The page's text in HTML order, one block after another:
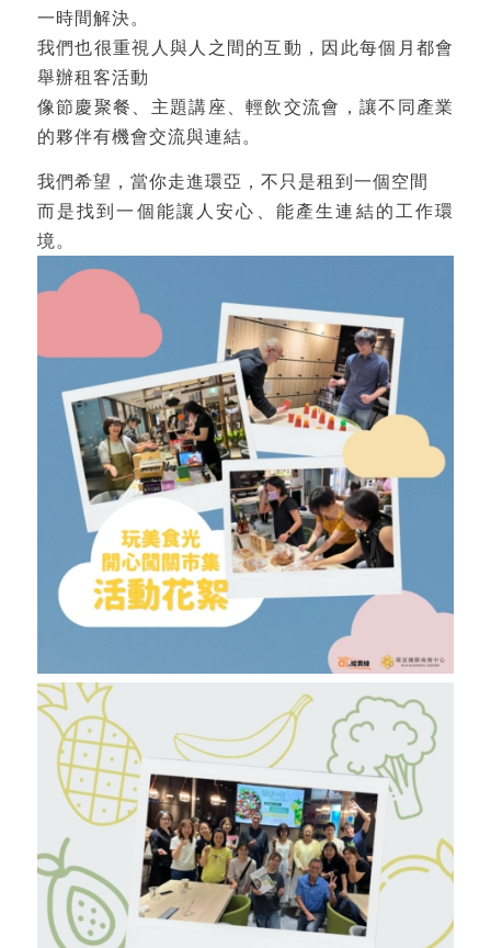
一時間解決。
我們也很重視人與人之間的互動，因此每個月都會
舉辦租客活動
像節慶聚餐、主題講座、輕飲交流會，讓不同產業
的夥伴有機會交流與連結。
我們希望，當你走進環亞，不只是租到一個空間
而是找到一個能讓人安心、能產生連結的工作環
境。